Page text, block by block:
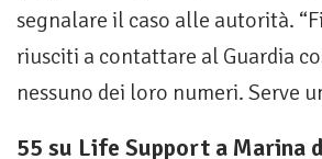
segnalare il caso alle autorità.
riusciti a contattare al Guardia
nessuno dei loro numeri. Serve
55 su Life Support a Marina